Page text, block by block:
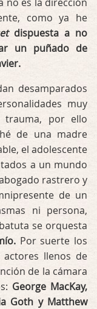
como ya he
dispuesta a no
un puñado de
desamparados
muy
trauma, por ello
de una madre
el adolescente
a un mundo
rastrero y
de un
ni persona,
se orquesta
Por suerte los
llenos de
de la cámara
George MacKay,
Goth y Matthew